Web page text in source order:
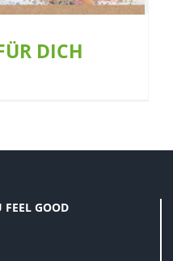
DICH
FEEL GOOD